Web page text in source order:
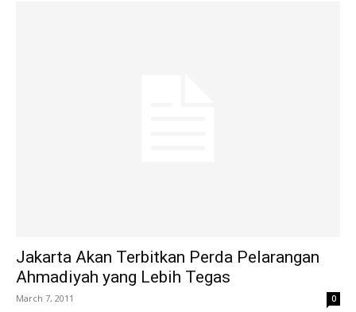
Jakarta Akan Terbitkan Perda Pelarangan
Ahmadiyah yang Lebih Tegas
March 7, 2011 0